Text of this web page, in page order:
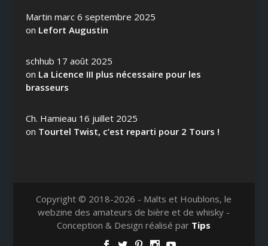
Martin marc 6 septembre 2025
on Lefort Augustin
schhub 17 août 2025
on La Licence III plus nécessaire pour les
brasseurs
Ch. Hamieau 16 juillet 2025
on Tourtel Twist, c’est reparti pour 2 Tours !
Copyright © 2018-2026 - Malts et Houblons, le
webzine des amateurs de bière et de whisky -
Conception & Design réalisé par Tips